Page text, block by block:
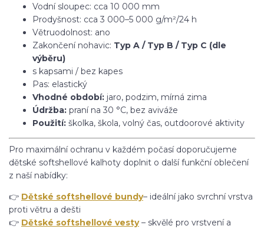
Vodní sloupec: cca 10 000 mm
Prodyšnost: cca 3 000–5 000 g/m²/24 h
Větruodolnost: ano
Zakončení nohavic: Typ A / Typ B / Typ C (dle
výběru)
s kapsami / bez kapes
Pas: elastický
Vhodné období: jaro, podzim, mírná zima
Údržba: praní na 30 °C, bez aviváže
Použití: školka, škola, volný čas, outdoorové aktivity
Pro maximální ochranu v každém počasí doporučujeme
dětské softshellové kalhoty doplnit o další funkční oblečení
z naší nabídky:
👉 Dětské softshellové bundy– ideální jako svrchní vrstva
proti větru a dešti
👉 Dětské softshellové vesty– skvělé pro vrstvení a